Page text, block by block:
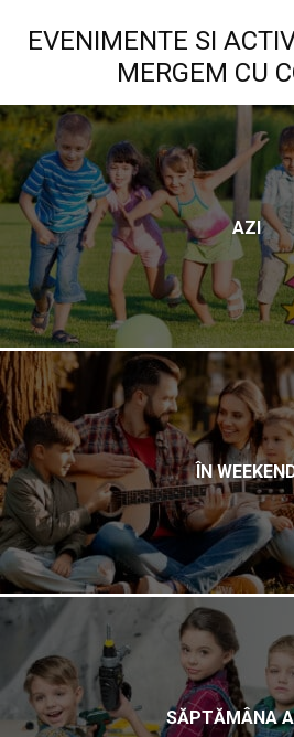
EVENIMENTE SI
MERGEM CU
AZI
ÎN
SĂPTĂMÂNA